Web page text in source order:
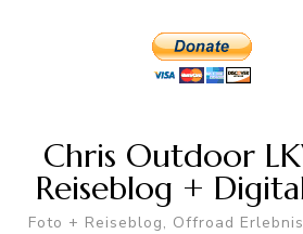
Chris Outdoor
Reiseblog +
Foto + Reiseblog, Offroad